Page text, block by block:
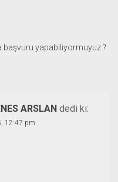
başvuru yapabiliyormuyuz ?
ARSLAN dedi ki:
12:47 pm